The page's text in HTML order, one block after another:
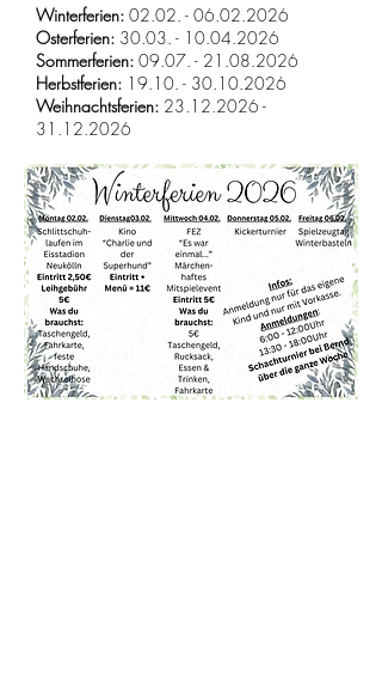
Winterferien: 02.02. - 06.02.2026
Osterferien: 30.03. - 10.04.2026
Sommerferien: 09.07. - 21.08.2026
Herbstferien: 19.10. - 30.10.2026
Weihnachtsferien: 23.12.2026 -
31.12.2026